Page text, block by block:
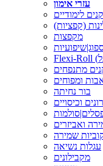
עזרי אימון
לימודיים
(קפציות)
מקפצות
מתנפחים
ומפוחים
בור נחיתה
וכיסויים
ואביזרים
שמירה
עגלות נשיאה
מקבילונים